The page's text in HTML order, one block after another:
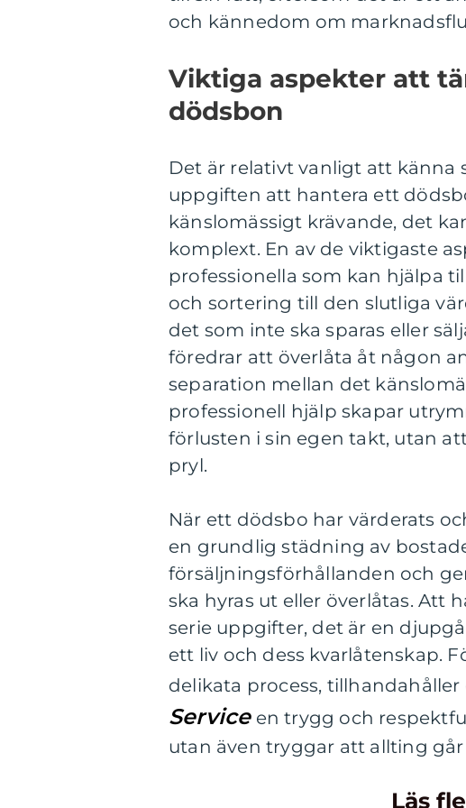
och kännedom om
Viktiga aspekter att
dödsbon
Det är relativt vanligt att känna
uppgiften att hantera ett
känslomässigt krävande, det
komplext. En av de viktigaste
professionella som kan hjälpa
och sortering till den slutliga
det som inte ska sparas eller
föredrar att överlåta åt någon
separation mellan det
professionell hjälp skapar
förlusten i sin egen takt, utan
pryl.
När ett dödsbo har värderats
en grundlig städning av
försäljningsförhållanden och
ska hyras ut eller överlåtas. Att
serie uppgifter, det är en
ett liv och dess kvarlåtenskap.
delikata process,
Serviceen trygg och
utan även tryggar att allting
Läs